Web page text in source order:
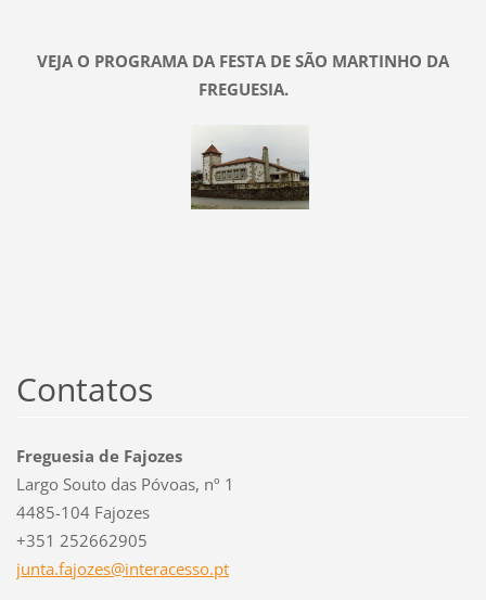
VEJA O PROGRAMA DA FESTA DE SÃO MARTINHO DA
FREGUESIA.
Contatos
Freguesia de Fajozes
Largo Souto das Póvoas, nº 1
4485-104 Fajozes
+351 252662905
junta.fajozes@interacesso.pt